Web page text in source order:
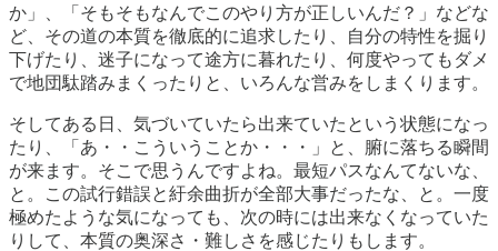
か」、「そもそもなんでこのやり方が正しいんだ？」などな
ど、その道の本質を徹底的に追求したり、自分の特性を掘り
下げたり、迷子になって途方に暮れたり、何度やってもダメ
で地団駄踏みまくったりと、いろんな営みをしまくります。
そしてある日、気づいていたら出来ていたという状態になっ
たり、「あ・・こういうことか・・・」と、腑に落ちる瞬間
が来ます。そこで思うんですよね。最短パスなんてないな、
と。この試行錯誤と紆余曲折が全部大事だったな、と。一度
極めたような気になっても、次の時には出来なくなっていた
りして、本質の奥深さ・難しさを感じたりもします。